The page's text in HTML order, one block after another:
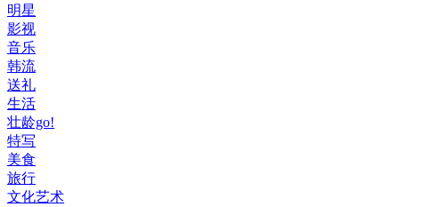
明星
影视
音乐
韩流
送礼
生活
壮龄go!
特写
美食
旅行
文化艺术